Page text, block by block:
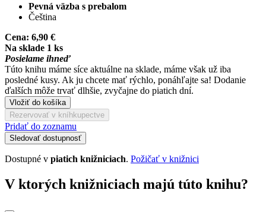
Pevná väzba s prebalom
Čeština
Cena: 6,90 €
Na sklade 1 ks
Posielame ihneď
Túto knihu máme síce aktuálne na sklade, máme však už iba
posledné kusy. Ak ju chcete mať rýchlo, ponáhľajte sa! Dodanie
ďalších môže trvať dlhšie, zvyčajne do piatich dní.
Vložiť do košíka
Rezervovať v kníhkupectve
Pridať do zoznamu
Sledovať dostupnosť
Dostupné v piatich knižniciach. Požičať v knižnici
V ktorých knižniciach majú túto knihu?